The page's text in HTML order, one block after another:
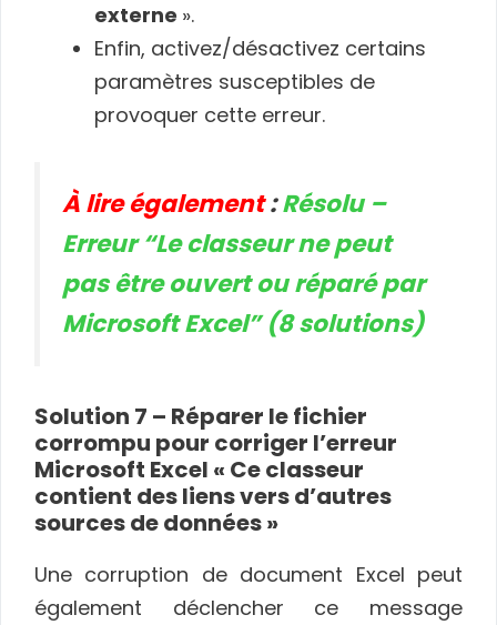
externe ».
Enfin, activez/désactivez certains
paramètres susceptibles de
provoquer cette erreur.
À lire également:Résolu –
Erreur “Le classeur ne peut
pas être ouvert ou réparé par
Microsoft Excel” (8 solutions)
Solution 7 – Réparer le fichier
corrompu pour corriger l’erreur
Microsoft Excel « Ce classeur
contient des liens vers d’autres
sources de données »
Une corruption de document Excel peut
également déclencher ce message